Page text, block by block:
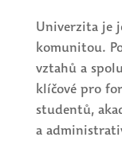
Univerzita je jedinečným prostředím a sdílenou
komunitou.
vztahů a
klíčové pro
studentů,
a